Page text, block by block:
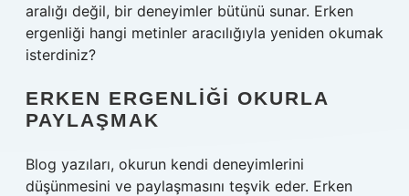
aralığı değil, bir deneyimler bütünü sunar. Erken
ergenliği hangi metinler aracılığıyla yeniden okumak
isterdiniz?
ERKEN ERGENLIĞI OKURLA
PAYLAŞMAK
Blog yazıları, okurun kendi deneyimlerini
düşünmesini ve paylaşmasını teşvik eder. Erken